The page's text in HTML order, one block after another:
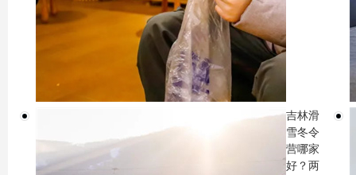
吉林滑
雪冬令
营哪家
好？两